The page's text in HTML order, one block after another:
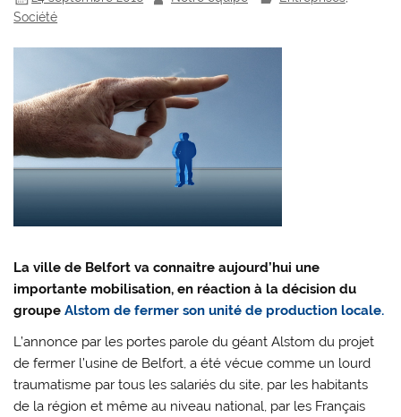
Société
La ville de Belfort va connaitre aujourd’hui une
importante mobilisation, en réaction à la décision du
groupeAlstom de fermer son unité de production locale.
L’annonce par les portes parole du géant Alstom du projet
de fermer l’usine de Belfort, a été vécue comme un lourd
traumatisme par tous les salariés du site, par les habitants
de la région et même au niveau national, par les Français